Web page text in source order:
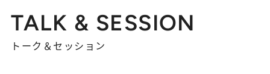
TALK & SESSION
トーク＆セッション